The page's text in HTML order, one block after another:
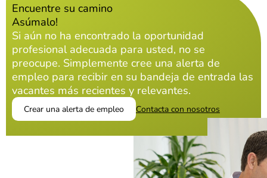
Encuentre su camino
Asúmalo!
Si aún no ha encontrado la oportunidad
profesional adecuada para usted, no se
preocupe. Simplemente cree una alerta de
empleo para recibir en su bandeja de entrada las
vacantes más recientes y relevantes.
Crear una alerta de empleo Contacta con nosotros